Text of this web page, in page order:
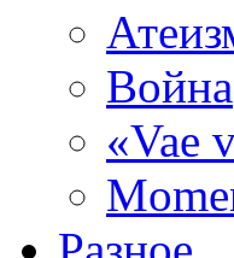
Война
«Vae